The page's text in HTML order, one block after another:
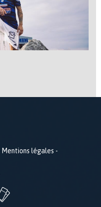
Mentions légales -